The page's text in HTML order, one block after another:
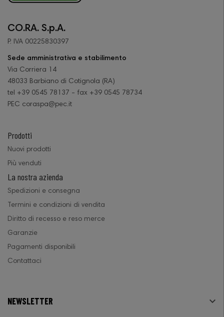
CO.RA. S.p.A.
P. IVA 00225830397
Sede amministrativa e stabilimento
Via Corriera 14
48033 Barbiano di Cotignola (RA)
tel +39 0545 78137 - fax +39 0545 78734
PEC coraspa@pec.it
Prodotti
Nuovi prodotti
Più venduti
La nostra azienda
Spedizioni e consegna
Termini e condizioni di vendita
Diritto di recesso e reso merce
Garanzie
Pagamenti disponibili
Contattaci
NEWSLETTER 